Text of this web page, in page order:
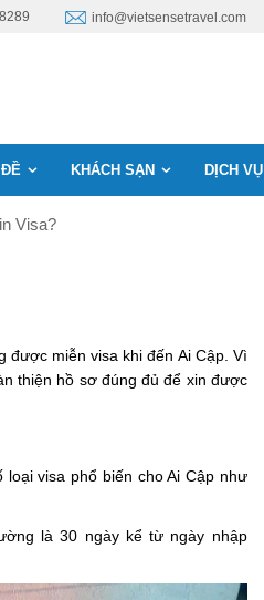
info@vietsensetravel.com
ĐỀ KHÁCH SẠN DỊCH VỤ
Visa?
được miễn visa khi đến Ai Cập. Vì
thiện hồ sơ đúng đủ để xin được
visa phổ biến cho Ai Cập như
là 30 ngày kể từ ngày nhập